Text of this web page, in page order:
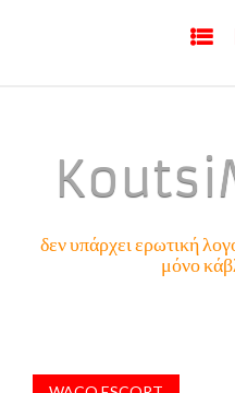
δεν υπάρχει ερωτική
μόνο